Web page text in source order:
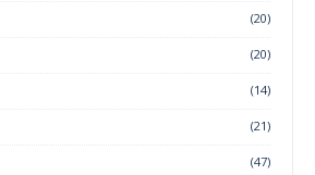
(20)
(20)
(14)
(21)
(47)